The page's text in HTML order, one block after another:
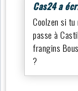
Cas24 a
Coolzen si
passe à
frangins
?